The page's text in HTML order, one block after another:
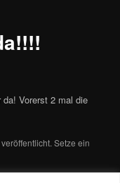
Vorerst 2 mal die
veröffentlicht. Setze ein